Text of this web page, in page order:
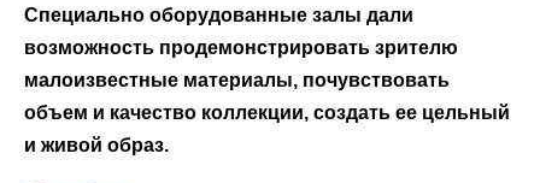
Специально оборудованные залы дали
возможность продемонстрировать зрителю
малоизвестные материалы, почувствовать
объем и качество коллекции, создать ее цельный
и живой образ.